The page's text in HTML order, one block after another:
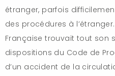
étranger, parfois
des procédures à
Française trouvait tout son
dispositions du Code de
d’un accident de la